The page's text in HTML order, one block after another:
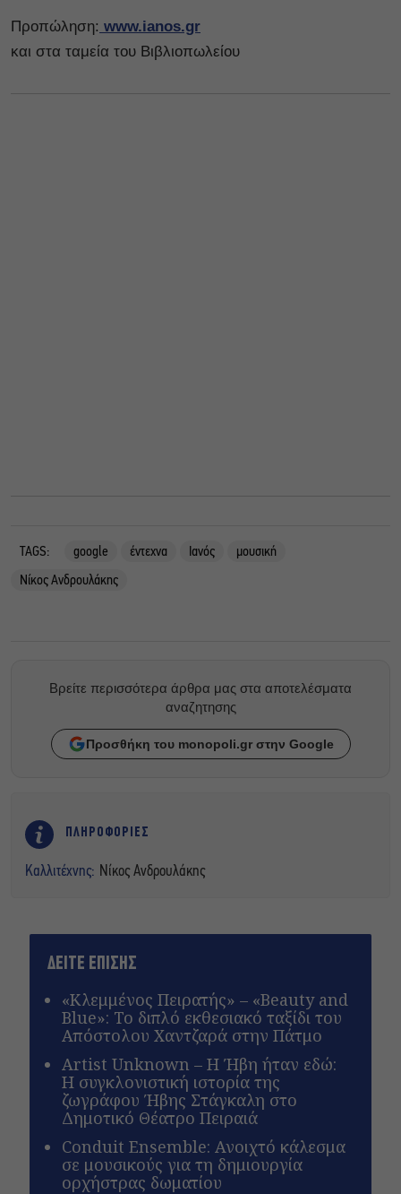
Προπώληση: www.ianos.gr
και στα ταμεία του Βιβλιοπωλείου
TAGS: google έντεχνα Ιανός
μουσική
Νίκος Ανδρουλάκης
Βρείτε περισσότερα άρθρα μας στα αποτελέσματα
αναζητησης
Προσθήκη του monopoli.gr στην Google
ΠΛΗΡΟΦΟΡΙΕΣ
Καλλιτέχνης: Νίκος Ανδρουλάκης
ΔΕΙΤΕ ΕΠΙΣΗΣ
«Κλεμμένος Πειρατής» – «Beauty and
Blue»: Το διπλό εκθεσιακό ταξίδι του
Απόστολου Χαντζαρά στην Πάτμο
Artist Unknown – Η Ήβη ήταν εδώ:
Η συγκλονιστική ιστορία της
ζωγράφου Ήβης Στάγκαλη στο
Δημοτικό Θέατρο Πειραιά
Conduit Ensemble: Ανοιχτό κάλεσμα
σε μουσικούς για τη δημιουργία
ορχήστρας δωματίου